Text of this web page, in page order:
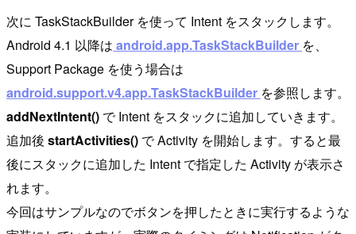
次に TaskStackBuilder を使って Intent をスタックします。
Android 4.1 以降は android.app.TaskStackBuilder を、
Support Package を使う場合は
android.support.v4.app.TaskStackBuilder を参照します。
addNextIntent() で Intent をスタックに追加していきます。
追加後 startActivities() で Activity を開始します。すると最
後にスタックに追加した Intent で指定した Activity が表示さ
れます。
今回はサンプルなのでボタンを押したときに実行するような